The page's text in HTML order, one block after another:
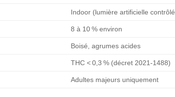
Indoor (lumière artificielle
8 à 10 % environ
Boisé, agrumes acides
THC < 0,3 % (décret 2021-1488)
Adultes majeurs uniquement